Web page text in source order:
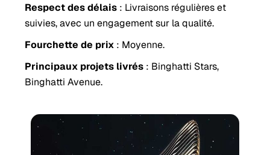
Respect des délais : Livraisons régulières et
suivies, avec un engagement sur la qualité.
Fourchette de prix : Moyenne.
Principaux projets livrés : Binghatti Stars,
Binghatti Avenue.